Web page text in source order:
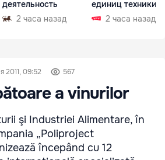
деятельность
2 часа назад
единиц техники
2 часа назад
2011, 09:52 567
a vinurilor
şi Industriei Alimentare, în
„Poliproject
începând cu 12